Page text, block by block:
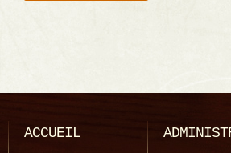
ACCUEIL